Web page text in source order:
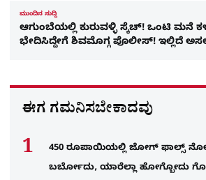
ಮುಂದಿನ ಸುದ್ದಿ
ಆಗುಂಬೆಯಲ್ಲಿ ಕುರುವಳ್ಳಿ ಸ್ಕೆಚ್​! ಒಂಟಿ ಮನೆ
ಭೇದಿಸಿದ್ದೇಗೆ ಶಿವಮೊಗ್ಗ ಪೊಲೀಸ್! ಇಲ್ಲಿದೆ
ಈಗ ಗಮನಿಸಬೇಕಾದವು
450 ರೂಪಾಯಿಯಲ್ಲಿ ಜೋಗ್​ ಫಾಲ್ಸ್​
ಬರ್ಬೋದು, ಯಾರೆಲ್ಲಾ ಹೋಗ್ಬೋದು